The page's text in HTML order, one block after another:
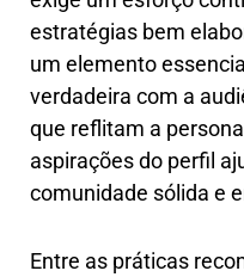
estratégias bem
um elemento
verdadeira com a
que reflitam a
aspirações do perfil
comunidade sólida e
Entre as práticas